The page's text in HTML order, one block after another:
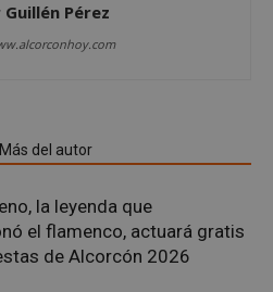
Pérez
Más del autor
la leyenda que
el flamenco, actuará gratis
de Alcorcón 2026